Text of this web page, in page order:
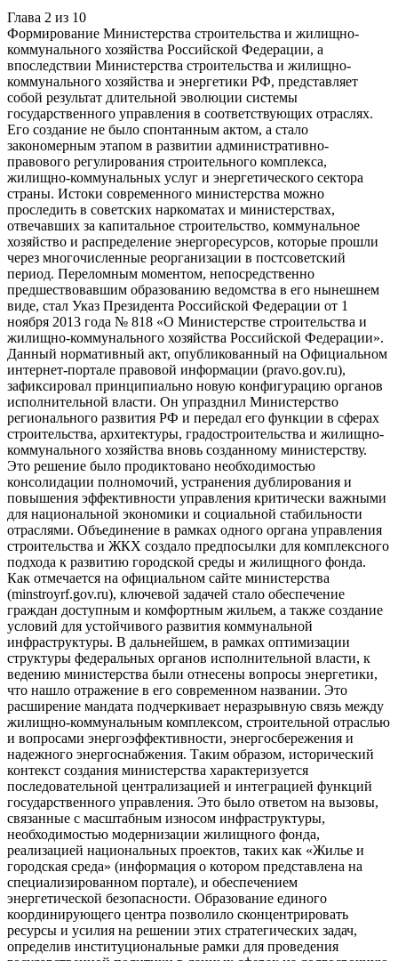
Глава 2 из 10
Формирование Министерства строительства и жилищно-
коммунального хозяйства Российской Федерации, а
впоследствии Министерства строительства и жилищно-
коммунального хозяйства и энергетики РФ, представляет
собой результат длительной эволюции системы
государственного управления в соответствующих отраслях.
Его создание не было спонтанным актом, а стало
закономерным этапом в развитии административно-
правового регулирования строительного комплекса,
жилищно-коммунальных услуг и энергетического сектора
страны. Истоки современного министерства можно
проследить в советских наркоматах и министерствах,
отвечавших за капитальное строительство, коммунальное
хозяйство и распределение энергоресурсов, которые прошли
через многочисленные реорганизации в постсоветский
период. Переломным моментом, непосредственно
предшествовавшим образованию ведомства в его нынешнем
виде, стал Указ Президента Российской Федерации от 1
ноября 2013 года № 818 «О Министерстве строительства и
жилищно-коммунального хозяйства Российской Федерации».
Данный нормативный акт, опубликованный на Официальном
интернет-портале правовой информации (pravo.gov.ru),
зафиксировал принципиально новую конфигурацию органов
исполнительной власти. Он упразднил Министерство
регионального развития РФ и передал его функции в сферах
строительства, архитектуры, градостроительства и жилищно-
коммунального хозяйства вновь созданному министерству.
Это решение было продиктовано необходимостью
консолидации полномочий, устранения дублирования и
повышения эффективности управления критически важными
для национальной экономики и социальной стабильности
отраслями. Объединение в рамках одного органа управления
строительства и ЖКХ создало предпосылки для комплексного
подхода к развитию городской среды и жилищного фонда.
Как отмечается на официальном сайте министерства
(minstroyrf.gov.ru), ключевой задачей стало обеспечение
граждан доступным и комфортным жильем, а также создание
условий для устойчивого развития коммунальной
инфраструктуры. В дальнейшем, в рамках оптимизации
структуры федеральных органов исполнительной власти, к
ведению министерства были отнесены вопросы энергетики,
что нашло отражение в его современном названии. Это
расширение мандата подчеркивает неразрывную связь между
жилищно-коммунальным комплексом, строительной отраслью
и вопросами энергоэффективности, энергосбережения и
надежного энергоснабжения. Таким образом, исторический
контекст создания министерства характеризуется
последовательной централизацией и интеграцией функций
государственного управления. Это было ответом на вызовы,
связанные с масштабным износом инфраструктуры,
необходимостью модернизации жилищного фонда,
реализацией национальных проектов, таких как «Жилье и
городская среда» (информация о котором представлена на
специализированном портале), и обеспечением
энергетической безопасности. Образование единого
координирующего центра позволило сконцентрировать
ресурсы и усилия на решении этих стратегических задач,
определив институциональные рамки для проведения